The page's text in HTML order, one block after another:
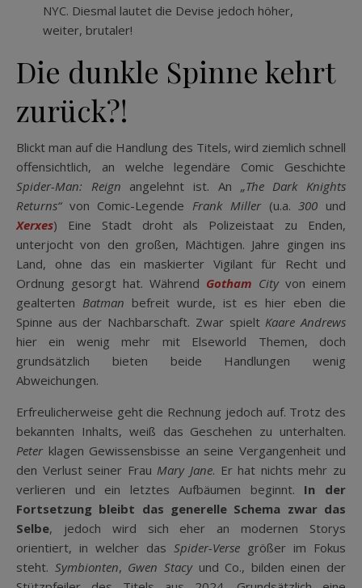
NYC. Diesmal lautet die Devise jedoch höher,
weiter, brutaler!
Die dunkle Spinne kehrt
zurück?!
Blickt man auf die Handlung des Titels, wird ziemlich schnell
offensichtlich, an welche legendäre Comic Geschichte
Spider-Man: Reign angelehnt ist. An „The Dark Knights
Returns“von Comic-Legende Frank Miller(u.a.300 und
Xerxes) Eine Stadt droht als Polizeistaat zu Enden,
unterjocht von den großen, Mächtigen. Jahre gingen ins
Land, ohne das ein maskierter Vigilant für Recht und
Ordnung gesorgt hat. Während Gotham City von einem
gealterten Batman befreit wurde, ist es hier eben die
Spinne aus der Nachbarschaft. Zwar spielt Kaare Andrews
hier ein wenig mehr mit Elseworld Themen, doch
grundsätzlich bieten beide Handlungen wenig
Abweichungen.
Erfreulicherweise geht die Rechnung jedoch auf. Trotz des
bekannten Inhalts, weiß das Geschehen zu unterhalten.
Peter klagen Gewissensbisse an seine Vergangenheit und
den Verlust seiner Frau Mary Jane. Er hat nichts mehr zu
verlieren und ein letztes Aufbäumen beginnt. In der
Fortsetzung bleibt das generelle Schema zwar das
Selbe, jedoch wird sich eher an modernen Storys
orientiert, in welcher das Spider-Verse größer im Fokus
steht. Symbionten, Gwen Stacyund Co., bilden einen der